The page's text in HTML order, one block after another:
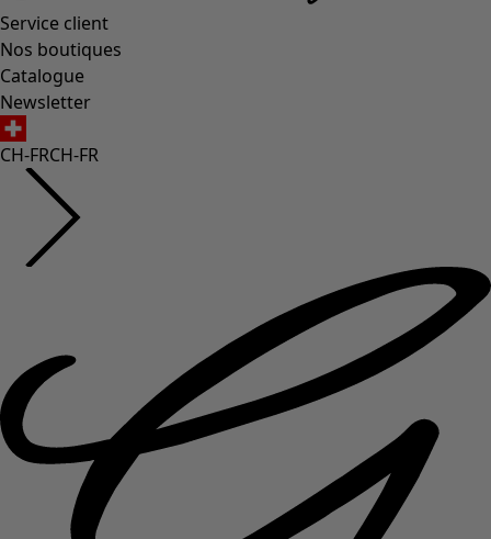
Service client
Nos boutiques
Catalogue
Newsletter
CH-FRCH-FR